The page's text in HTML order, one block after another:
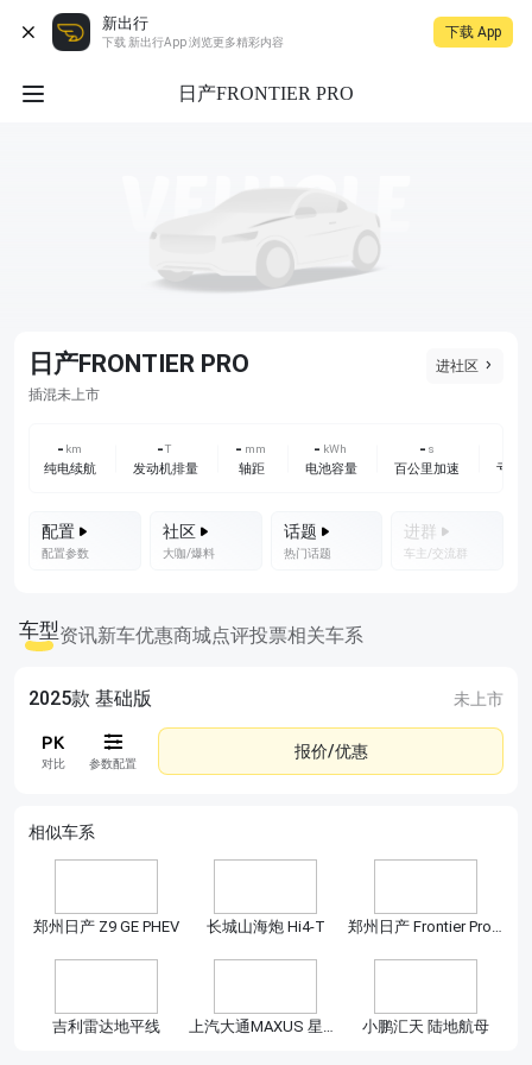
新出行
下载 新出行App 浏览更多精彩内容
下载 App
日产FRONTIER PRO
进社区
日产FRONTIER PRO
插混未上市
- km
纯电续航
-T
发动机排量
- mm
轴距
- kWh
电池容量
- s
百公里加速 亏电
配置
配置参数
社区
大咖/爆料
话题
热门话题
进群
车主/交流群
车型资讯新车优惠商城点评投票相关车系
2025款 基础版 未上市
对比 参数配置
报价/优惠
相似车系
郑州日产 Z9 GE PHEV 长城山海炮 Hi4-T 郑州日产 Frontier Pro PHEV
吉利雷达地平线 上汽大通MAXUS 星际EV 小鹏汇天 陆地航母